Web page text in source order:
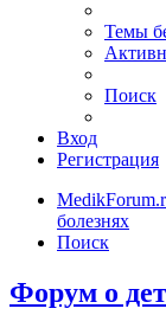
Темы
Поиск
Вход
Регистрация
болезнях
Поиск
Форум о